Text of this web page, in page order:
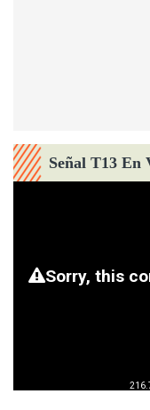
Señal T13 En